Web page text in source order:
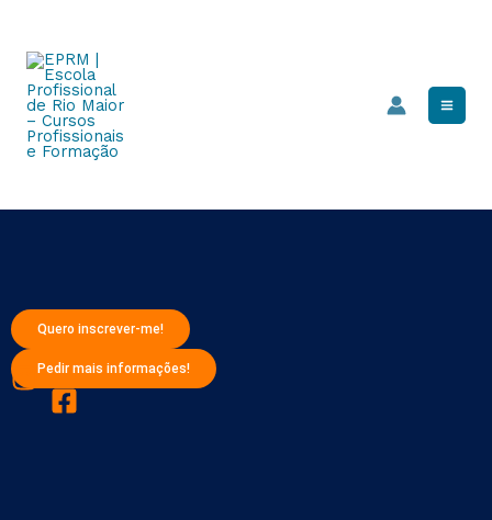
content
Quero inscrever-me!
Pedir mais informações!